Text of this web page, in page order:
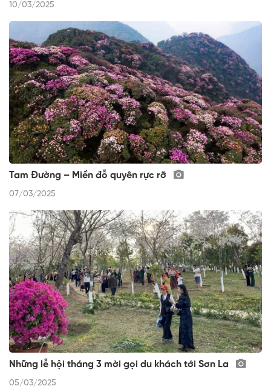
10/03/2025
Tam Đường – Miền đỗ quyên rực rỡ
07/03/2025
Những lễ hội tháng 3 mời gọi du khách tới Sơn La
05/03/2025